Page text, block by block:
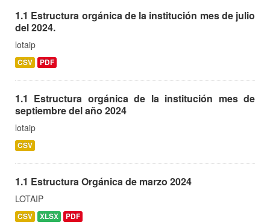
1.1 Estructura orgánica de la institución mes de julio
del 2024.
lotaip
CSV PDF
1.1 Estructura orgánica de la institución mes de
septiembre del año 2024
lotaip
CSV
1.1 Estructura Orgánica de marzo 2024
LOTAIP
CSV XLSX PDF